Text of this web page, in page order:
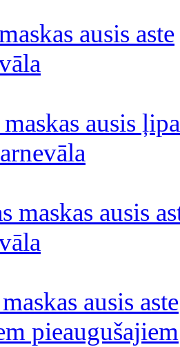
ausis aste
ausis ļipa
maskas ausis
ausis aste
pieaugušajiem